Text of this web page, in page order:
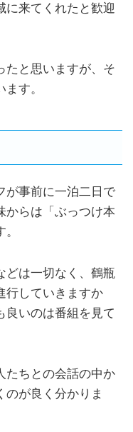
に来てくれたと歓迎
たと思いますが、そ
す。
が事前に一泊二日で
からは「ぶっつけ本
どは一切なく、鶴瓶
行していきますか
良いのは番組を見て
たちとの会話の中か
のが良く分かりま